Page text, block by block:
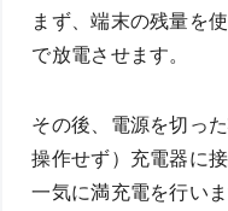
まず、端末の残量を
で放電させます。
その後、電源を切っ
操作せず）充電器に
一気に満充電を行いま